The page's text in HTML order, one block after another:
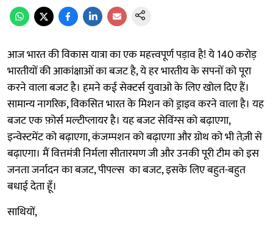
आज भारत की विकास यात्रा का एक महत्त्वपूर्ण पड़ाव है! ये 140 करोड़
भारतीयों की आकांक्षाओं का बजट है, ये हर भारतीय के सपनों को पूरा
करने वाला बजट है। हमने कई सेक्टर्स युवाओ के लिए खोल दिए हैं।
सामान्य नागरिक, विकसित भारत के मिशन को ड्राइव करने वाला है। यह
बजट एक फ़ोर्स मल्टीप्लायर है। यह बजट सेविंग्स को बढ़ाएगा,
इन्वेस्टमेंट को बढ़ाएगा, कंजम्पशन को बढ़ाएगा और ग्रोथ को भी तेज़ी से
बढ़ाएगा। मैं वित्तमंत्री निर्मला सीतारमण जी और उनकी पूरी टीम को इस
जनता जर्नादन का बजट, पीपल्स का बजट, इसके लिए बहुत-बहुत
बधाई देता हूँ।
साथियों,